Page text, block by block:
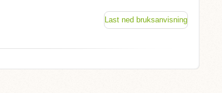
Last ned bruksanvisning